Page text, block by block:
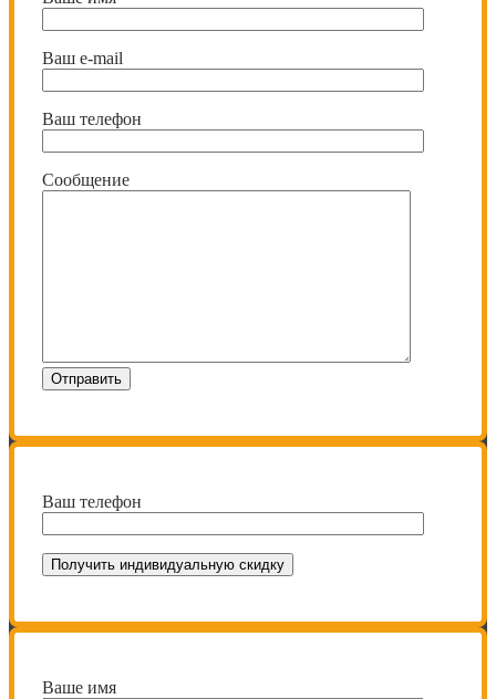
Ваш e-mail
Ваш телефон
Сообщение
Ваш телефон
Ваше имя